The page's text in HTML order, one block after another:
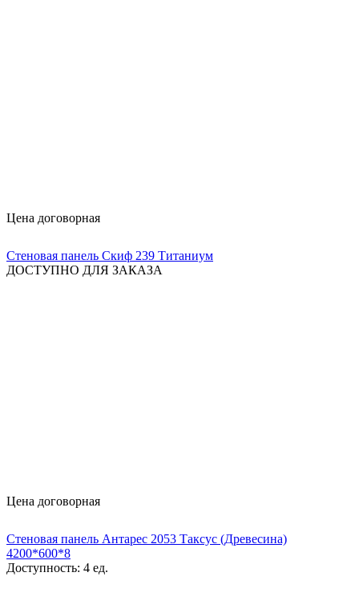
Цена договорная
Стеновая панель Скиф 239 Титаниум
ДОСТУПНО ДЛЯ ЗАКАЗА
Цена договорная
Стеновая панель Антарес 2053 Таксус (Древесина)
4200*600*8
Доступность: 4 ед.